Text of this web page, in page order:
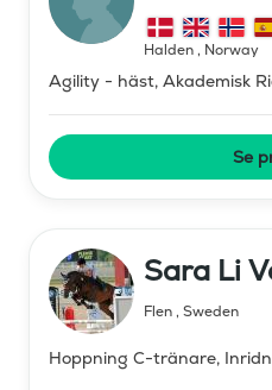
Halden, Norway
Agility - häst, Akademisk
Se
Sara Li
Flen, Sweden
Hoppning C-tränare,